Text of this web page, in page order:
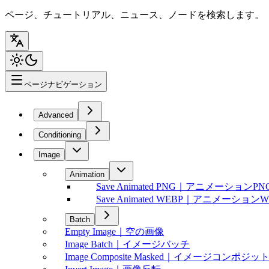
ページ、チュートリアル、ニュース、ノードを検索します。
ページナビゲーション
Advanced
Conditioning
Image
Animation
Save Animated PNG｜アニメーション
Save Animated WEBP｜アニメーション
Batch
Empty Image｜空の画像
Image Batch｜イメージバッチ
Image Composite Masked｜イメージコンポジッ